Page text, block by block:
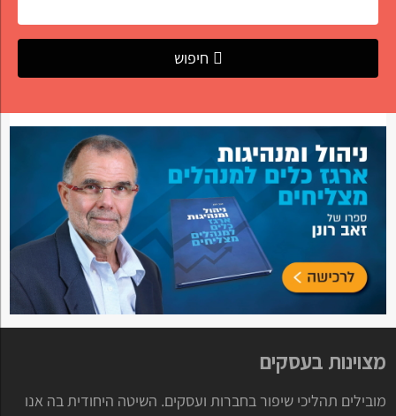
חיפוש
מצוינות בעסקים
מובילים תהליכי שיפור בחברות ועסקים. השיטה היחודית בה אנו